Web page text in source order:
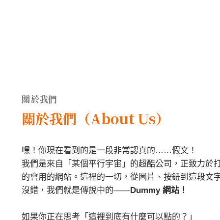
關於我們
關於我們（About Us）
嘿！你現在看到的是一段非常認真的……假文！
我們是來自「某個平行宇宙」的超酷公司，正致力於
的會用的網站。這裡的一切，從圖片、按鈕到這段文
沒錯，我們就是傳說中的——Dummy 網站！
如果你正在思考「這裡到底有什麼可以點的？」